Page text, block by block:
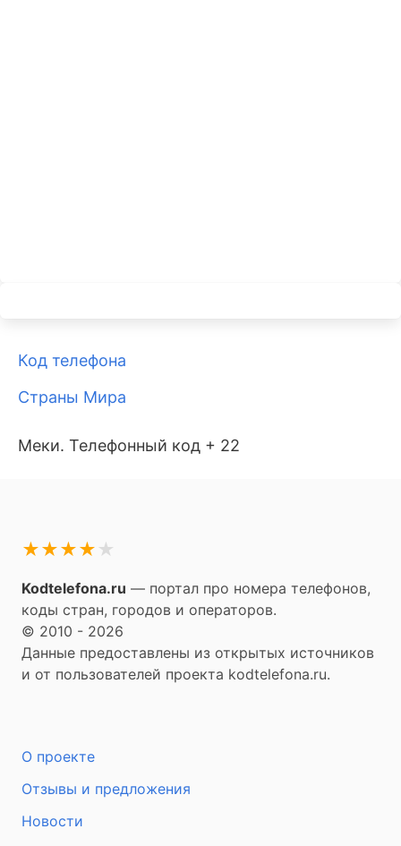
Код телефона
Страны Мира
Мeки. Телефонный код + 22
★
★
★
★
★
Kodtelefona.ru — портал про номера телефонов,
коды стран, городов и операторов.
© 2010 - 2026
Данные предоставлены из открытых источников
и от пользователей проекта kodtelefona.ru.
О проекте
Отзывы и предложения
Новости